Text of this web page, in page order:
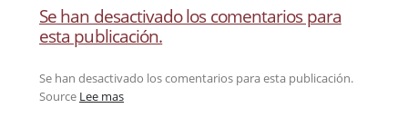
Se han desactivado los comentarios para
esta publicación.
Se han desactivado los comentarios para esta publicación.
Source Lee mas